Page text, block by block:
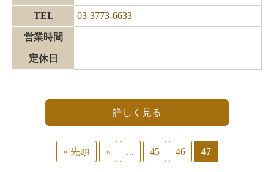
TEL 03-3773-6633
営業時間
定休日
詳しく見る
« 先頭 « ... 45 46 47